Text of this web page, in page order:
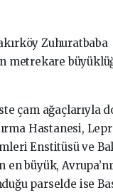
Zuhuratbaba
metrekare
çam ağaçlarıyla
Hastanesi,
Enstitüsü ve
en büyük,
parselde ise